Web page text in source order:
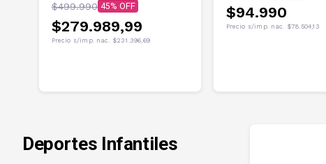
$499.990 45
$279.989,99
Precio s/imp. nac. $231.396,69
$94.990
Precio s/imp. nac. $78.504,13
Deportes Infantiles